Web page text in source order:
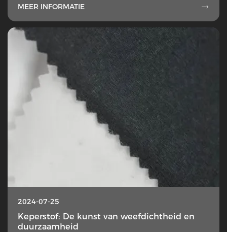
MEER INFORMATIE 
2024-07-25
Keperstof: De kunst van weefdichtheid en
duurzaamheid